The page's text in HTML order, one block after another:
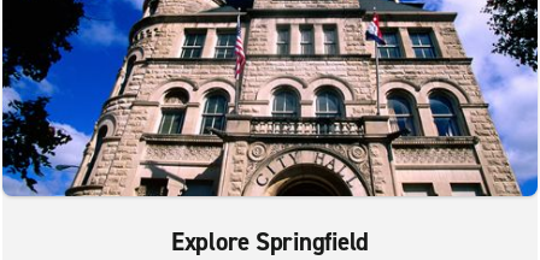
Explore Springfield